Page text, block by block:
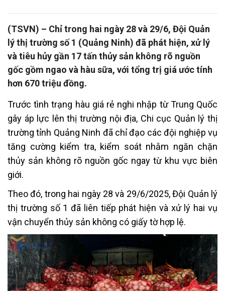
(TSVN) – Chỉ trong hai ngày 28 và 29/6, Đội Quản
lý thị trường số 1 (Quảng Ninh) đã phát hiện, xử lý
và tiêu hủy gần 17 tấn thủy sản không rõ nguồn
gốc gồm ngao và hàu sữa, với tổng trị giá ước tính
hơn 670 triệu đồng.
Trước tình trạng hàu giá rẻ nghi nhập từ Trung Quốc
gây áp lực lên thị trường nội địa, Chi cục Quản lý thị
trường tỉnh Quảng Ninh đã chỉ đạo các đội nghiệp vụ
tăng cường kiểm tra, kiểm soát nhằm ngăn chặn
thủy sản không rõ nguồn gốc ngay từ khu vực biên
giới.
Theo đó, trong hai ngày 28 và 29/6/2025, Đội Quản lý
thị trường số 1 đã liên tiếp phát hiện và xử lý hai vụ
vận chuyển thủy sản không có giấy tờ hợp lệ.